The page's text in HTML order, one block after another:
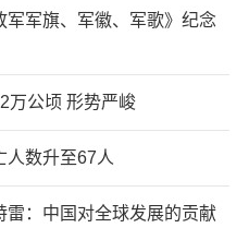
军军旗、军徽、军歌》纪念
万公顷 形势严峻
人数升至67人
：中国对全球发展的贡献